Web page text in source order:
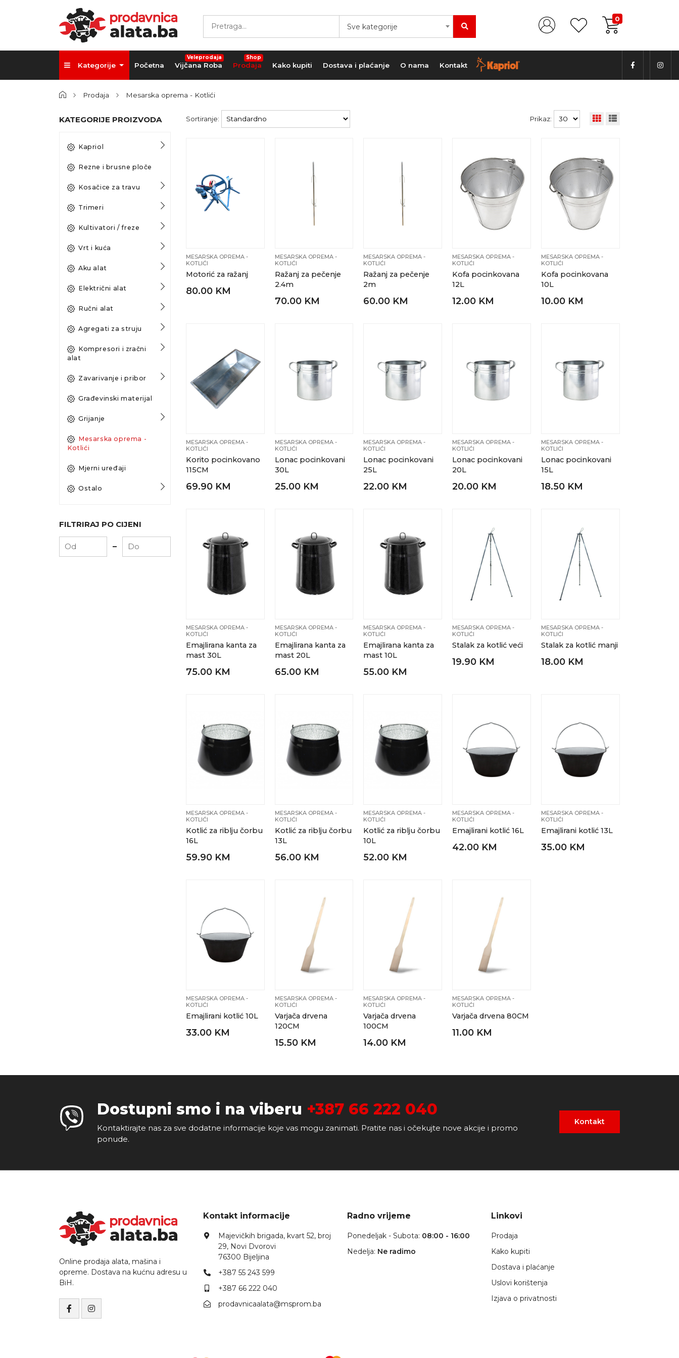
Sve kategorije
0
Kategorije Početna Vijčana Roba
Veleprodaja
Prodaja
Shop
Kako kupiti Dostava i plaćanje O nama Kontakt
Prodaja Mesarska oprema - Kotlići
KATEGORIJE PROIZVODA
Kapriol
Rezne i brusne ploče
Kosačice za travu
Trimeri
Kultivatori / freze
Vrt i kuća
Aku alat
Električni alat
Ručni alat
Agregati za struju
Kompresori i zračni
alat
Zavarivanje i pribor
Građevinski materijal
Grijanje
Mesarska oprema -
Kotlići
Mjerni uređaji
Ostalo
FILTRIRAJ PO CIJENI
-
Sortiranje: Prikaz:
MESARSKA OPREMA -
KOTLIĆI
Motorić za ražanj
80.00 KM
MESARSKA OPREMA -
KOTLIĆI
Ražanj za pečenje
2.4m
70.00 KM
MESARSKA OPREMA -
KOTLIĆI
Ražanj za pečenje
2m
60.00 KM
MESARSKA OPREMA -
KOTLIĆI
Kofa pocinkovana
12L
12.00 KM
MESARSKA OPREMA -
KOTLIĆI
Kofa pocinkovana
10L
10.00 KM
MESARSKA OPREMA -
KOTLIĆI
Korito pocinkovano
115CM
69.90 KM
MESARSKA OPREMA -
KOTLIĆI
Lonac pocinkovani
30L
25.00 KM
MESARSKA OPREMA -
KOTLIĆI
Lonac pocinkovani
25L
22.00 KM
MESARSKA OPREMA -
KOTLIĆI
Lonac pocinkovani
20L
20.00 KM
MESARSKA OPREMA -
KOTLIĆI
Lonac pocinkovani
15L
18.50 KM
MESARSKA OPREMA -
KOTLIĆI
Emajlirana kanta za
mast 30L
75.00 KM
MESARSKA OPREMA -
KOTLIĆI
Emajlirana kanta za
mast 20L
65.00 KM
MESARSKA OPREMA -
KOTLIĆI
Emajlirana kanta za
mast 10L
55.00 KM
MESARSKA OPREMA -
KOTLIĆI
Stalak za kotlić veći
19.90 KM
MESARSKA OPREMA -
KOTLIĆI
Stalak za kotlić manji
18.00 KM
MESARSKA OPREMA -
KOTLIĆI
Kotlić za riblju čorbu
16L
59.90 KM
MESARSKA OPREMA -
KOTLIĆI
Kotlić za riblju čorbu
13L
56.00 KM
MESARSKA OPREMA -
KOTLIĆI
Kotlić za riblju čorbu
10L
52.00 KM
MESARSKA OPREMA -
KOTLIĆI
Emajlirani kotlić 16L
42.00 KM
MESARSKA OPREMA -
KOTLIĆI
Emajlirani kotlić 13L
35.00 KM
MESARSKA OPREMA -
KOTLIĆI
Emajlirani kotlić 10L
33.00 KM
MESARSKA OPREMA -
KOTLIĆI
Varjača drvena
120CM
15.50 KM
MESARSKA OPREMA -
KOTLIĆI
Varjača drvena
100CM
14.00 KM
MESARSKA OPREMA -
KOTLIĆI
Varjača drvena 80CM
11.00 KM
Dostupni smo i na viberu +387 66 222 040
Kontaktirajte nas za sve dodatne informacije koje vas mogu zanimati. Pratite nas i očekujte nove akcije i promo
ponude.
Kontakt
Online prodaja alata, mašina i
opreme. Dostava na kućnu adresu u
BiH.
Kontakt informacije
Majevičkih brigada, kvart 52, broj
29, Novi Dvorovi
76300 Bijeljina
+387 55 243 599
+387 66 222 040
prodavnicaalata@msprom.ba
Radno vrijeme
Ponedeljak - Subota: 08:00 - 16:00
Nedelja: Ne radimo
Linkovi
Prodaja
Kako kupiti
Dostava i plaćanje
Uslovi korištenja
Izjava o privatnosti